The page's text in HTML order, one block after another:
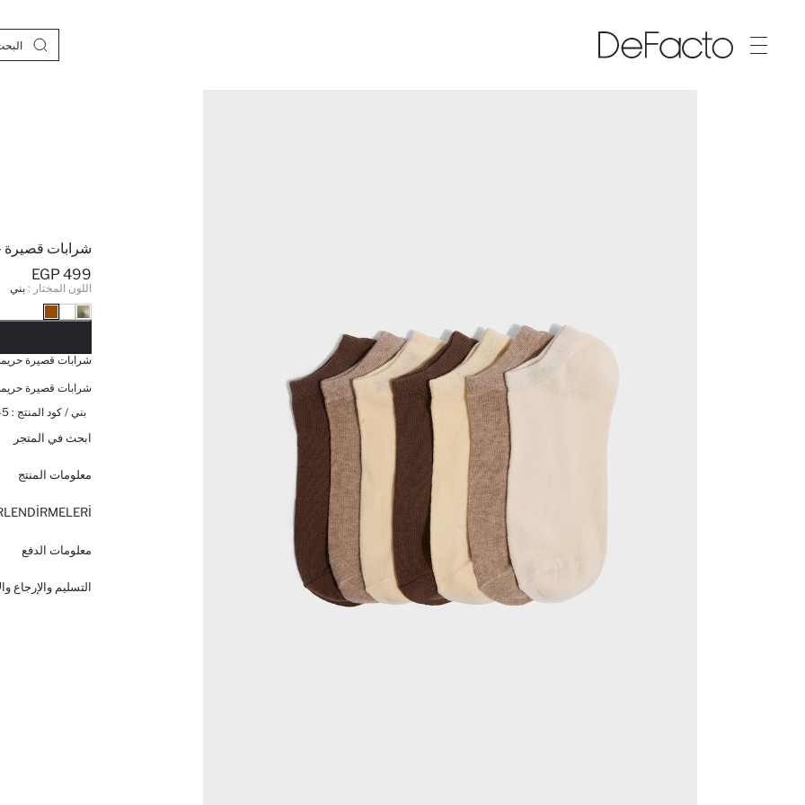
شرابات قصيرة
499 EGP
اللون المختار : بني
شرابات قصيرة حريمي
شرابات قصيرة حريمي
بني / كود المنتج :
ابحث في المتجر
معلومات المنتج
معلومات الدفع
التسليم والإرجاع